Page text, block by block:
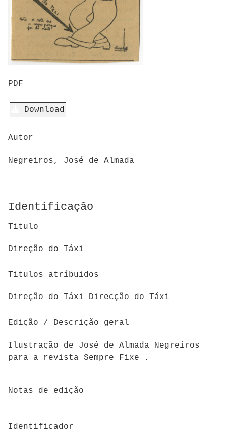
PDF
Download
Autor
Negreiros, José de Almada
Identificação
Titulo
Direção do Táxi
Titulos atríbuidos
Direção do Táxi Direcção do Táxi
Edição / Descrição geral
Ilustração de José de Almada Negreiros
para a revista Sempre Fixe .
Notas de edição
Identificador